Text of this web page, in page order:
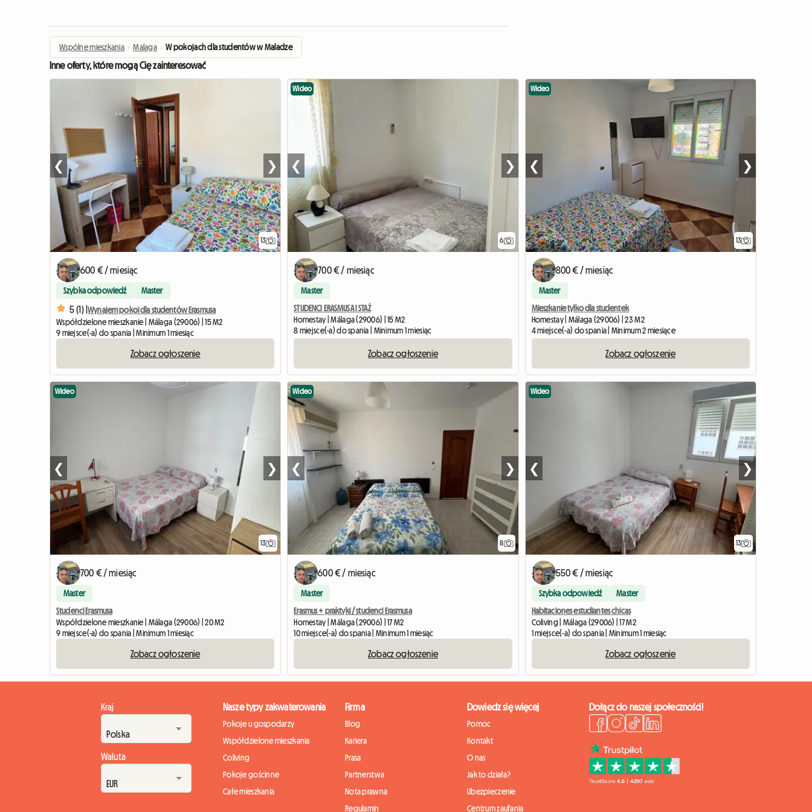
Wspólne mieszkania › Malaga › W pokojach dla studentów w Maladze
Inne oferty, które mogą Cię zainteresować
13
❮ ❯
600 € / miesiąc
Szybka odpowiedź Master
5 (1) |Wynajem pokoi dla studentów Erasmusa
Współdzielone mieszkanie | Málaga (29006) | 15 M2
9 miejsce(-a) do spania | Minimum 1 miesiąc
Zobacz ogłoszenie
6
Wideo
❮ ❯
700 € / miesiąc
Master
STUDENCI ERASMUSA I STAŻ
Homestay | Málaga (29006) | 15 M2
8 miejsce(-a) do spania | Minimum 1 miesiąc
Zobacz ogłoszenie
13
Wideo
❮ ❯
800 € / miesiąc
Master
Mieszkanie tylko dla studentek
Homestay | Málaga (29006) | 23 M2
4 miejsce(-a) do spania | Minimum 2 miesiące
Zobacz ogłoszenie
13
Wideo
❮ ❯
700 € / miesiąc
Master
Studenci Erasmusa
Współdzielone mieszkanie | Málaga (29006) | 20 M2
9 miejsce(-a) do spania | Minimum 1 miesiąc
Zobacz ogłoszenie
8
Wideo
❮ ❯
600 € / miesiąc
Master
Erasmus + praktyki / studenci Erasmusa
Homestay | Málaga (29006) | 17 M2
10 miejsce(-a) do spania | Minimum 1 miesiąc
Zobacz ogłoszenie
13
Wideo
❮ ❯
550 € / miesiąc
Szybka odpowiedź Master
Habitaciones estudiantes chicas
Coliving | Málaga (29006) | 17 M2
1 miejsce(-a) do spania | Minimum 1 miesiąc
Zobacz ogłoszenie
Kraj
Waluta
Nasze typy zakwaterowania
Pokoje u gospodarzy
Współdzielone mieszkania
Coliving
Pokoje gościnne
Całe mieszkania
Firma
Blog
Kariera
Prasa
Partnerstwa
Nota prawna
Regulamin
Dowiedz się więcej
Pomoc
Kontakt
O nas
Jak to działa?
Ubezpieczenie
Centrum zaufania
Dołącz do naszej społeczności!